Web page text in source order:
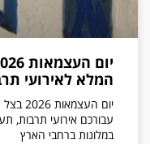
המלא לאירועי
יום
עבורכם אירועי תרבות,
במלונות ברחבי הארץ